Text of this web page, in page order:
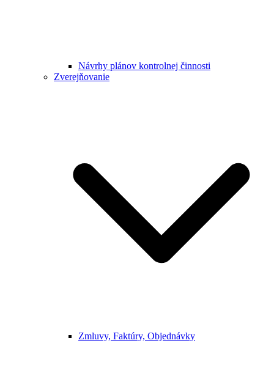
Návrhy plánov kontrolnej činnosti
Zverejňovanie
Zmluvy, Faktúry, Objednávky